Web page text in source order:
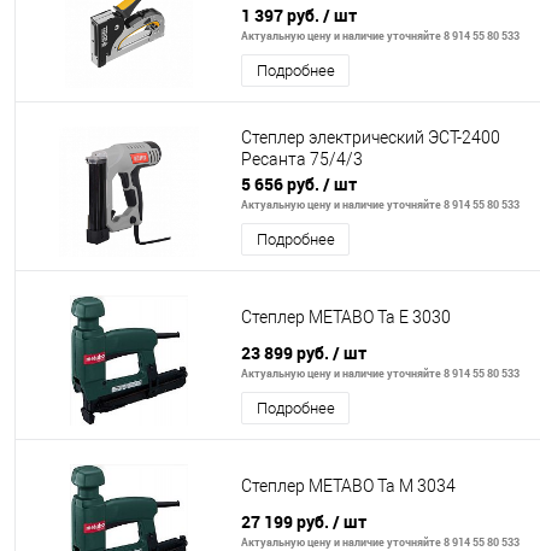
тип 53, 4-14 мм// Denzel
1 397 руб. / шт
Актуальную цену и наличие уточняйте 8 914 55 80 533
Подробнее
Степлер электрический ЭСТ-2400
Ресанта 75/4/3
5 656 руб. / шт
Актуальную цену и наличие уточняйте 8 914 55 80 533
Подробнее
Степлер METABO Та Е 3030
23 899 руб. / шт
Актуальную цену и наличие уточняйте 8 914 55 80 533
Подробнее
Степлер METABO Та М 3034
27 199 руб. / шт
Актуальную цену и наличие уточняйте 8 914 55 80 533